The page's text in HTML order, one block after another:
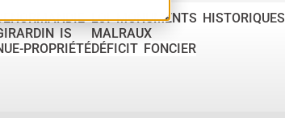
IS
PROPRIÉTÉ
LOI MONUMENTS HISTORIQUES
MALRAUX
DÉFICIT FONCIER